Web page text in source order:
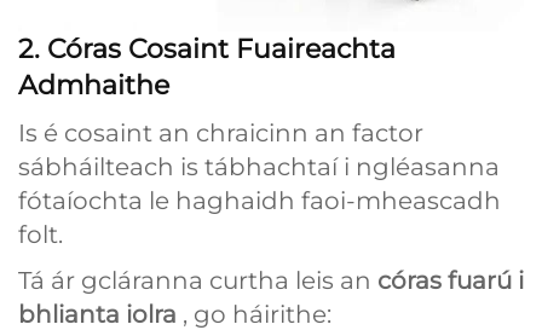
2. Córas Cosaint Fuaireachta
Admhaithe
Is é cosaint an chraicinn an factor
sábháilteach is tábhachtaí i ngléasanna
fótaíochta le haghaidh faoi-mheascadh
folt.
Tá ár gcláranna curtha leis an córas fuarú i
bhlianta iolra , go háirithe: